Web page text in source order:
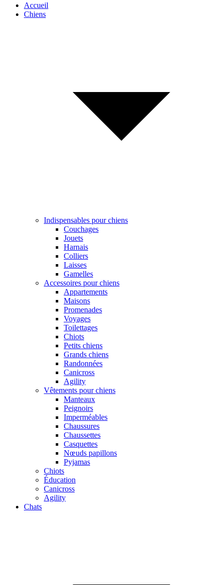
Accueil
Chiens
Indispensables pour chiens
Couchages
Jouets
Harnais
Colliers
Laisses
Gamelles
Accessoires pour chiens
Appartements
Maisons
Promenades
Voyages
Toilettages
Chiots
Petits chiens
Grands chiens
Randonnées
Canicross
Agility
Vêtements pour chiens
Manteaux
Peignoirs
Imperméables
Chaussures
Chaussettes
Casquettes
Nœuds papillons
Pyjamas
Chiots
Éducation
Canicross
Agility
Chats